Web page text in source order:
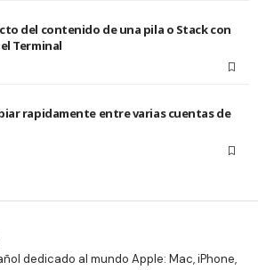
del contenido de una pila o Stack con
Terminal
rapidamente entre varias cuentas de
dedicado al mundo Apple: Mac, iPhone,